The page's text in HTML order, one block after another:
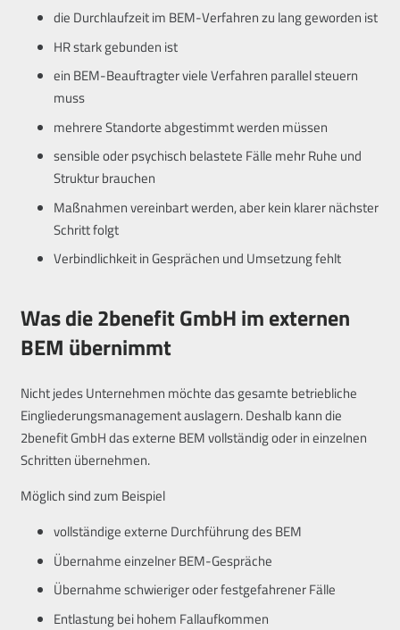
die Durchlaufzeit im BEM-Verfahren zu lang geworden ist
HR stark gebunden ist
ein BEM-Beauftragter viele Verfahren parallel steuern
muss
mehrere Standorte abgestimmt werden müssen
sensible oder psychisch belastete Fälle mehr Ruhe und
Struktur brauchen
Maßnahmen vereinbart werden, aber kein klarer nächster
Schritt folgt
Verbindlichkeit in Gesprächen und Umsetzung fehlt
Was die 2benefit GmbH im externen
BEM übernimmt
Nicht jedes Unternehmen möchte das gesamte betriebliche
Eingliederungsmanagement auslagern. Deshalb kann die
2benefit GmbH das externe BEM vollständig oder in einzelnen
Schritten übernehmen.
Möglich sind zum Beispiel
vollständige externe Durchführung des BEM
Übernahme einzelner BEM-Gespräche
Übernahme schwieriger oder festgefahrener Fälle
Entlastung bei hohem Fallaufkommen